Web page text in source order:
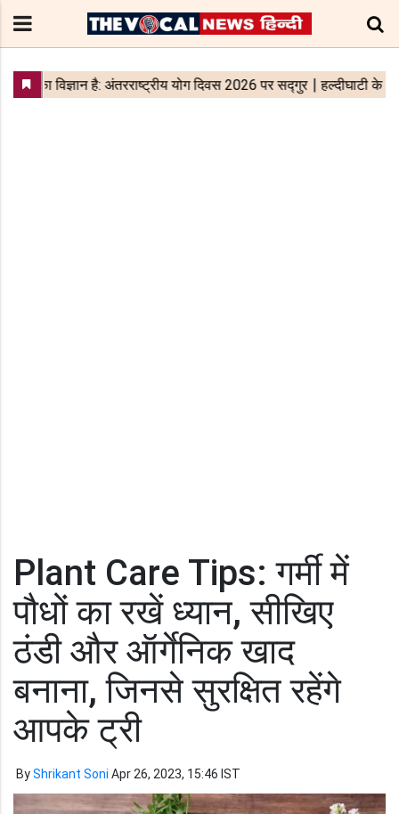
Plant Care Tips: गर्मी में
पौधों का रखें ध्यान, सीखिए
ठंडी और ऑर्गेनिक खाद
बनाना, जिनसे सुरक्षित रहेंगे
आपके ट्री
ByShrikant Soni Apr 26, 2023, 15:46 IST